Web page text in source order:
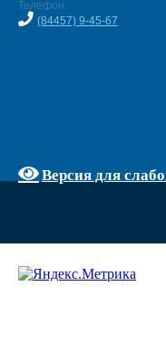
Телефон:
(84457) 9-45-67
Версия для